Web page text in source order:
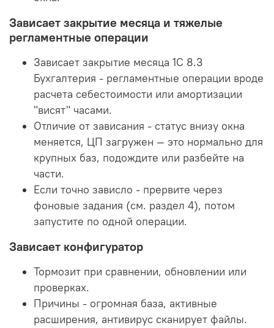
Зависает закрытие месяца и тяжелые
регламентные операции
Зависает закрытие месяца 1С 8.3
Бухгалтерия - регламентные операции вроде
расчета себестоимости или амортизации
"висят" часами.
Отличие от зависания - статус внизу окна
меняется, ЦП загружен — это нормально для
крупных баз, подождите или разбейте на
части.
Если точно зависло - прервите через
фоновые задания (см. раздел 4), потом
запустите по одной операции.
Зависает конфигуратор
Тормозит при сравнении, обновлении или
проверках.
Причины - огромная база, активные
расширения, антивирус сканирует файлы.